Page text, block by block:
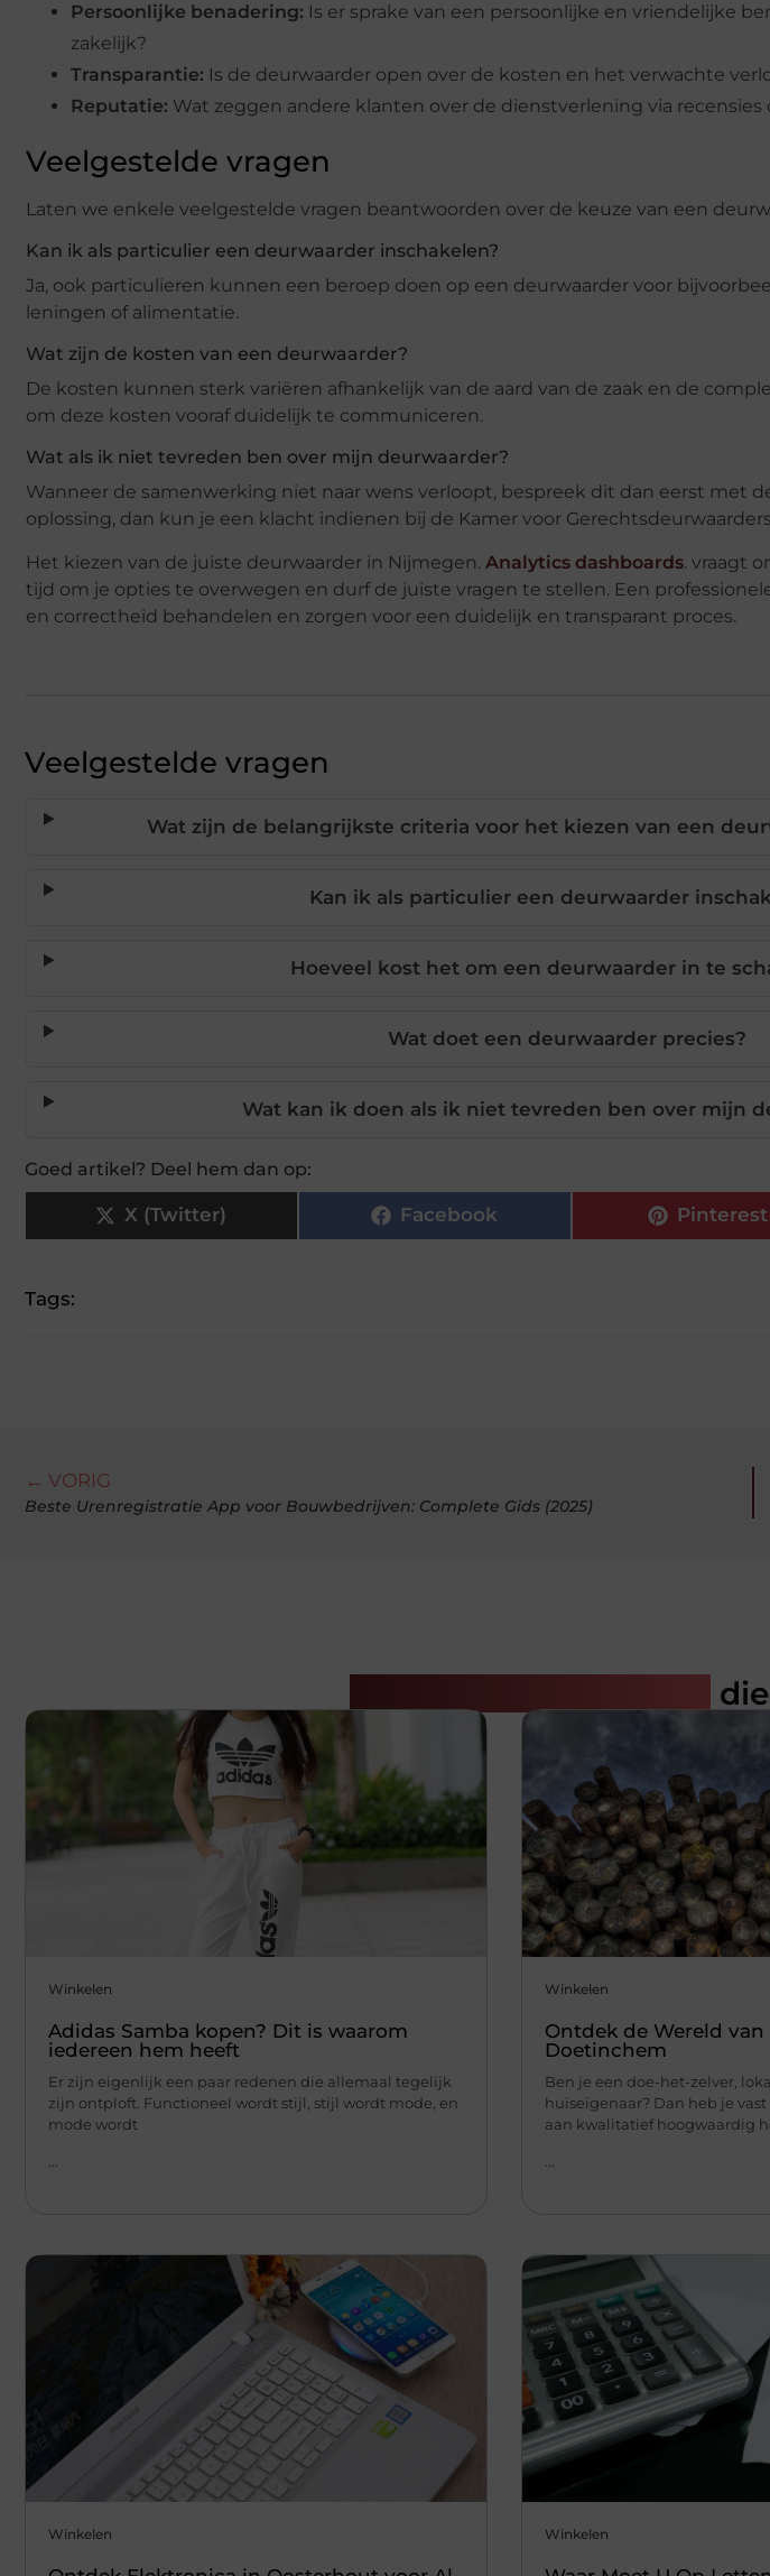
Persoonlijke benadering: Is er sprake van een persoonlijke en vriendelijke
zakelijk?
Transparantie: Is de deurwaarder open over de kosten en het verwachte
Reputatie: Wat zeggen andere klanten over de dienstverlening via recensies
Veelgestelde vragen
Laten we enkele veelgestelde vragen beantwoorden over de keuze van een
Kan ik als particulier een deurwaarder inschakelen?
Ja, ook particulieren kunnen een beroep doen op een deurwaarder voor
leningen of alimentatie.
Wat zijn de kosten van een deurwaarder?
De kosten kunnen sterk variëren afhankelijk van de aard van de zaak en de
om deze kosten vooraf duidelijk te communiceren.
Wat als ik niet tevreden ben over mijn deurwaarder?
Wanneer de samenwerking niet naar wens verloopt, bespreek dit dan eerst met
oplossing, dan kun je een klacht indienen bij de Kamer voor
Het kiezen van de juiste deurwaarder in Nijmegen. Analytics dashboards. vraagt
tijd om je opties te overwegen en durf de juiste vragen te stellen. Een
en correctheid behandelen en zorgen voor een duidelijk en transparant proces.
Veelgestelde vragen
Wat zijn de belangrijkste criteria voor het kiezen van een
Kan ik als particulier een deurwaarder
Hoeveel kost het om een deurwaarder in te
Wat doet een deurwaarder precies?
Wat kan ik doen als ik niet tevreden ben over mijn
Goed artikel? Deel hem dan op:
X (Twitter) Facebook Pinterest
Tags:
← VORIG
Beste Urenregistratie App voor Bouwbedrijven: Complete Gids (2025)
Winkelen
Adidas Samba kopen? Dit is waarom
iedereen hem heeft
Er zijn eigenlijk een paar redenen die allemaal tegelijk
zijn ontploft. Functioneel wordt stijl, stijl wordt mode, en
mode wordt
...
Winkelen
Ontdek de Wereld
Doetinchem
Ben je een doe-het-zelver,
huiseigenaar? Dan heb je
aan kwalitatief hoogwaardig
...
Winkelen Winkelen